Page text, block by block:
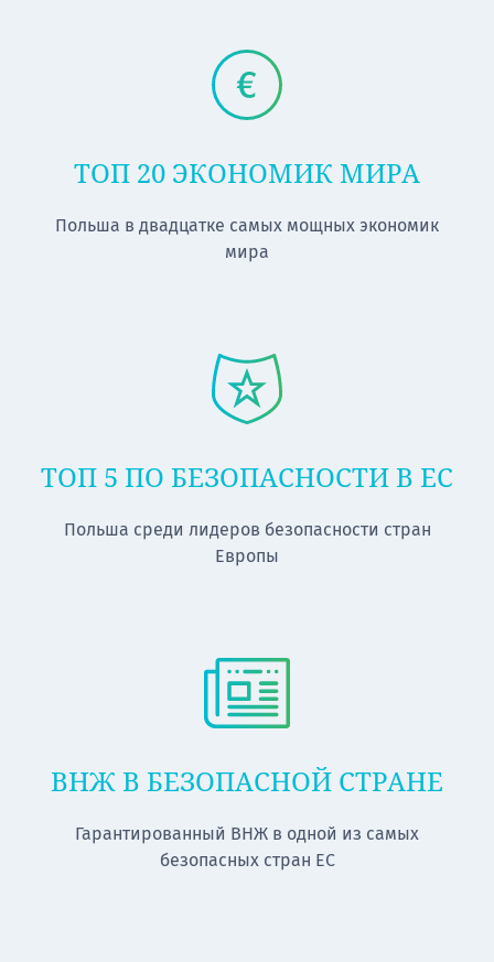
ТОП 20 ЭКОНОМИК МИРА
Польша в двадцатке самых мощных экономик
мира
ТОП 5 ПО БЕЗОПАСНОСТИ В ЕС
Польша среди лидеров безопасности стран
Европы
ВНЖ В БЕЗОПАСНОЙ СТРАНЕ
Гарантированный ВНЖ в одной из самых
безопасных стран ЕС